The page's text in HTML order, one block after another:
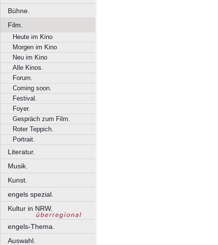
Bühne.
Film.
Heute im Kino
Morgen im Kino
Neu im Kino
Alle Kinos.
Forum.
Coming soon.
Festival.
Foyer.
Gespräch zum Film.
Roter Teppich.
Portrait.
Literatur.
Musik.
Kunst.
engels spezial.
Kultur in NRW.
engels-Thema.
Auswahl.